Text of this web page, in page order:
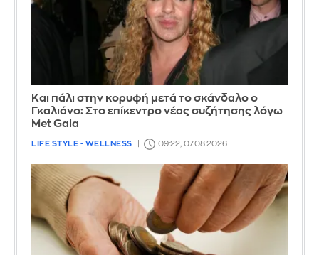
Και πάλι στην κορυφή μετά το σκάνδαλο ο
Γκαλιάνο: Στο επίκεντρο νέας συζήτησης λόγω
Met Gala
LIFE STYLE - WELLNESS 09:22, 07.08.2026